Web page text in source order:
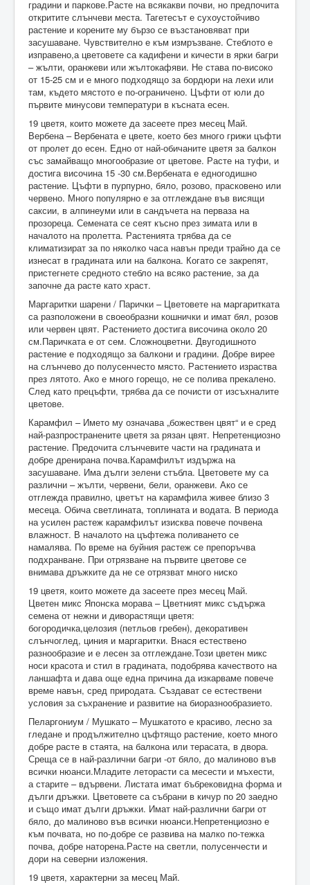
градини и паркове.Расте на всякакви почви, но предпочита
откритите слънчеви места. Тагетесът е сухоустойчиво
растение и корените му бързо се възстановяват при
засушаване. Чувствително е към измръзване. Стеблото е
изправено,а цветовете са кадифени и кичести в ярки багри
– жълти, оранжеви или жълтокафяви. Не става по-високо
от 15-25 см и е много подходящо за бордюри на лехи или
там, където мястото е по-ограничено. Цъфти от юли до
първите минусови температури в късната есен.
19 цветя, които можете да засеете през месец Май.
Вербена – Вeрбeната е цвете, което без много грижи цъфти
от пролет до есен. Едно от най-обичаните цветя за балкон
със замайващо многообразие от цветове. Расте на туфи, и
достига височина 15 -30 см.Вербената е едногодишно
растение. Цъфти в пурпурно, бяло, розово, прасковено или
червено. Много популярно е за отглеждане във висящи
саксии, в алпинеуми или в сандъчета на перваза на
прозореца. Семената се сеят късно през зимата или в
началото на пролетта. Растенията трябва да се
климатизират за по няколко часа навън преди трайно да се
изнесат в градината или на балкона. Когато се закрепят,
пристегнете средното стебло на всяко растение, за да
започне да расте като храст.
Маргаритки шарени / Парички – Цветовете на маргаритката
са разположени в своеобразни кошнички и имат бял, розов
или червен цвят. Растението достига височина около 20
см.Паричката е от сем. Сложноцветни. Двугодишното
растение е подходящо за балкони и градини. Добре вирее
на слънчево до полусенчесто място. Растението израства
през лятото. Ако е много горещо, не се полива прекалено.
След като прецъфти, трябва да се почисти от изсъхналите
цветове.
Карамфил – Името му означава „божествен цвят“ и е сред
най-разпространените цветя за рязан цвят. Непретенциозно
растение. Предочита слънчевите части на градината и
добре дренирана почва.Карамфилът издържа на
засушаване. Има дълги зелени стъбла. Цветовете му са
различни – жълти, червени, бели, оранжеви. Ако се
отглежда правилно, цветът на карамфила живее близо 3
месеца. Обича светлината, топлината и водата. В периода
на усилен растеж карамфилът изисква повече почвена
влажност. В началото на цъфтежа поливането се
намалява. По време на буйния растеж се препоръчва
подхранване. При отрязване на първите цветове се
внимава дръжките да не се отрязват много ниско
19 цветя, които можете да засеете през месец Май.
Цветен микс Японска морава – Цветният микс съдържа
семена от нежни и диворастящи цветя:
богородичка,целозия (петльов гребен), декоративен
слънчоглед, циния и маргаритки. Внася естествено
разнообразие и е лесен за отглеждане.Този цветен микс
носи красота и стил в градината, подобрява качеството на
ланшафта и дава още една причина да изкарваме повече
време навън, сред природата. Създават се естествени
условия за съхранение и развитие на биоразнообразието.
Пеларгониум / Мушкато – Мушкатото е красиво, лесно за
гледане и продължително цъфтящо растение, което много
добре расте в стаята, на балкона или терасата, в двора.
Среща се в най-различни багри -от бяло, до малиново във
всички нюанси.Младите леторасти са месести и мъхести,
а старите – вдървени. Листата имат бъбрековидна форма и
дълги дръжки. Цветовете са събрани в кичур по 20 заедно
и също имат дълги дръжки. Имат най-различни багри от
бяло, до малиново във всички нюанси.Непретенциозно е
към почвата, но по-добре се развива на малко по-тежка
почва, добре наторена.Расте на светли, полусенчести и
дори на северни изложения.
19 цветя, характерни за месец Май.